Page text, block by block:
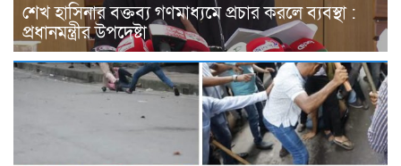
শেখ হাসিনার বক্তব্য গণমাধ্যমে প্রচার করলে ব্যবস্থা :
প্রধানমন্ত্রীর উপদেষ্টা